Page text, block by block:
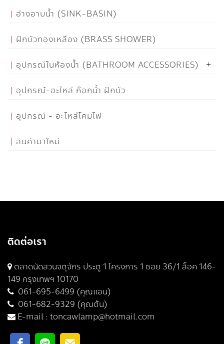
อ่างอาบน้ำ (SINK-BASIN)
ฝักบัวทองเหลือง (BRASS SHOWER)
อุปกรณ์ในห้องน้ำ (BATHROOM ACCESSORIES)
อุปกรณ์-อะไหล่ ก๊อกน้ำ ฝักบัว
อุปกรณ์ - อะไหล่โคมไฟ
สินค้ามาใหม่
ติดต่อเรา
ตลาดนัดสวนจตุจักร ประตู 1 โครงการ 1 ซอย 36/1 ล็อค 146-
149 กรุงเทพฯ 10170
061-695-6499 (คุณแอน)
061-682-9329 (คุณต้น)
E-mail : toncawlamp@hotmail.com